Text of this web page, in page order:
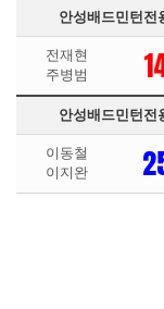
안성배드민턴전
전재현
주병범
안성배드민턴전
이동철
이지완